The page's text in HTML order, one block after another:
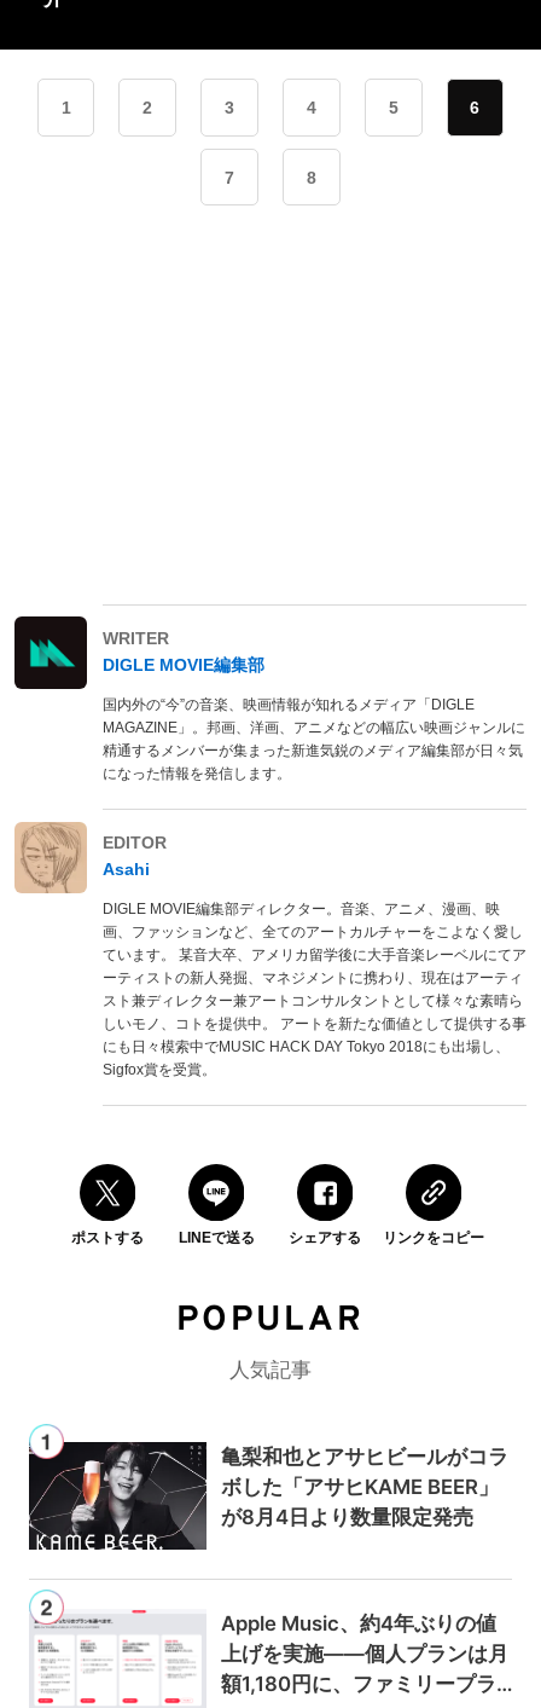
1 2 3 4 5 6
7 8
WRITER
DIGLE MOVIE編集部
国内外の“今”の音楽、映画情報が知れるメディア「DIGLE
MAGAZINE」。邦画、洋画、アニメなどの幅広い映画ジャンルに
精通するメンバーが集まった新進気鋭のメディア編集部が日々気
になった情報を発信します。
EDITOR
Asahi
DIGLE MOVIE編集部ディレクター。音楽、アニメ、漫画、映
画、ファッションなど、全てのアートカルチャーをこよなく愛し
ています。 某音大卒、アメリカ留学後に大手音楽レーベルにてア
ーティストの新人発掘、マネジメントに携わり、現在はアーティ
スト兼ディレクター兼アートコンサルタントとして様々な素晴ら
しいモノ、コトを提供中。 アートを新たな価値として提供する事
にも日々模索中でMUSIC HACK DAY Tokyo 2018にも出場し、
Sigfox賞を受賞。
ポストする LINEで送る シェアする リンクをコピー
POPULAR
人気記事
亀梨和也とアサヒビールがコラ
ボした「アサヒKAME BEER」
が8月4日より数量限定発売
Apple Music、約4年ぶりの値
上げを実施——個人プランは月
額1,180円に、ファミリープラ